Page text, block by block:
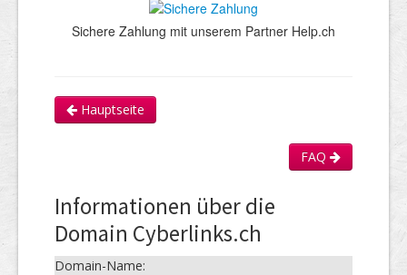
Sichere Zahlung mit unserem Partner Help.ch
Hauptseite
FAQ
Informationen über die
Domain Cyberlinks.ch
Domain-Name: